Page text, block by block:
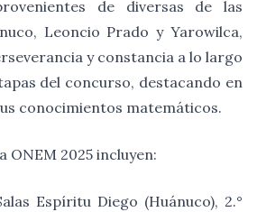
de diversas de las
Leoncio Prado y Yarowilca,
y constancia a lo largo
del concurso, destacando en
conocimientos matemáticos.
ONEM 2025 incluyen:
Espíritu Diego (Huánuco), 2.°